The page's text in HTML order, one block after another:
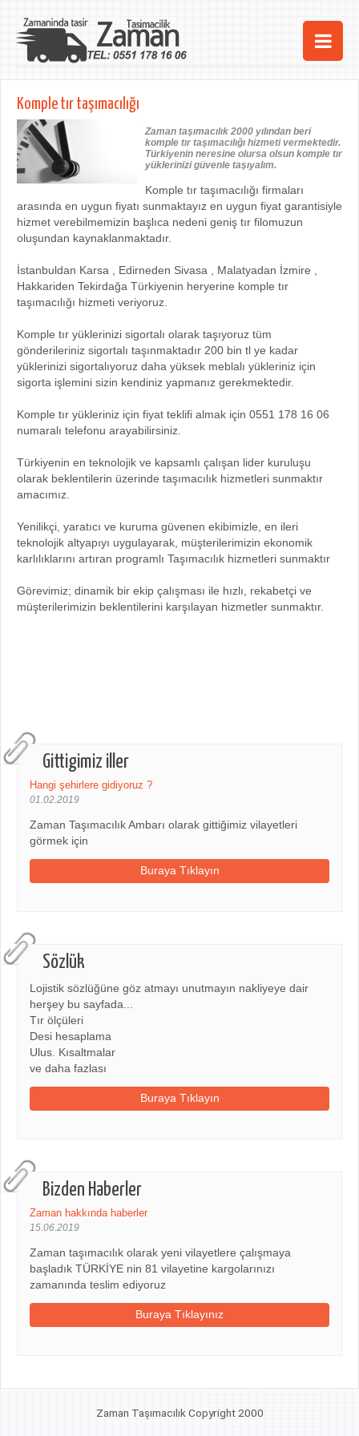
Ana Sayfa
Hizmetlerimiz
Kurumsal
iletişim
Gittigimiz iller
Hangi şehirlere gidiyoruz ?
01.02.2019
Zaman Taşımacılık Ambarı olarak gittiğimiz vilayetleri
görmek için
Buraya Tıklayın
Sözlük
Lojistik sözlüğüne göz atmayı unutmayın nakliyeye dair
herşey bu sayfada...
Tır ölçüleri
Desi hesaplama
Ulus. Kısaltmalar
ve daha fazlası
Buraya Tıklayın
Bizden Haberler
Zaman hakkında haberler
15.06.2019
Zaman taşımacılık olarak yeni vilayetlere çalışmaya
başladık TÜRKİYE nin 81 vilayetine kargolarınızı
zamanında teslim ediyoruz
Buraya Tıklayınız
Komple tır taşımacılığı
Zaman taşımacılık 2000 yılından beri
komple tır taşımacılığı hizmeti vermektedir.
Türkiyenin neresine olursa olsun komple tır
yüklerinizi güvenle taşıyalım.
Komple tır taşımacılığı firmaları
arasında en uygun fiyatı sunmaktayız en uygun fiyat garantisiyle
hizmet verebilmemizin başlıca nedeni geniş tır filomuzun
oluşundan kaynaklanmaktadır.
İstanbuldan Karsa , Edirneden Sivasa , Malatyadan İzmire ,
Hakkariden Tekirdağa Türkiyenin heryerine komple tır
taşımacılığı hizmeti veriyoruz.
Komple tır yüklerinizi sigortalı olarak taşıyoruz tüm
gönderileriniz sigortalı taşınmaktadır 200 bin tl ye kadar
yüklerinizi sigortalıyoruz daha yüksek meblalı yükleriniz için
sigorta işlemini sizin kendiniz yapmanız gerekmektedir.
Komple tır yükleriniz için fiyat teklifi almak için 0551 178 16 06
numaralı telefonu arayabilirsiniz.
Türkiyenin en teknolojik ve kapsamlı çalışan lider kuruluşu
olarak beklentilerin üzerinde taşımacılık hizmetleri sunmaktır
amacımız.
Yenilikçi, yaratıcı ve kuruma güvenen ekibimizle, en ileri
teknolojik altyapıyı uygulayarak, müşterilerimizin ekonomik
karlılıklarını artıran programlı Taşımacılık hizmetleri sunmaktır
Görevimiz; dinamik bir ekip çalışması ile hızlı, rekabetçi ve
müşterilerimizin beklentilerini karşılayan hizmetler sunmaktır.
Zaman Taşımacılık Copyright 2000